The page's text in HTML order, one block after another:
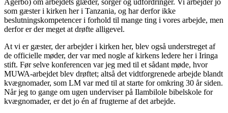
som gæster i kirken her i Tanzania, og har derfor ikke
beslutningskompetencer i forhold til mange ting i vores arbejde, men
derfor er der meget at drøfte alligevel.
At vi er gæster, der arbejder i kirken her, blev også understreget af
de officielle møder, der var med nogle af kirkens ledere her i Iringa
stift. Før selve konferencen var jeg med til et sådant møde, hvor
MUWA-arbejdet blev drøftet; altså det vidtforgrenede arbejde blandt
kvægnomader, som LM var med til at starte for omkring 30 år siden.
Når jeg to gange om ugen underviser på Ilambilole bibelskole for
kvægnomader, er det jo én af frugterne af det arbejde.